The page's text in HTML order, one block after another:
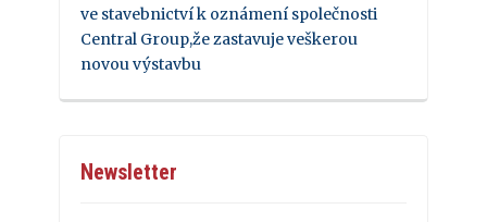
ve stavebnictví k oznámení společnosti
Central Group,že zastavuje veškerou
novou výstavbu
Newsletter